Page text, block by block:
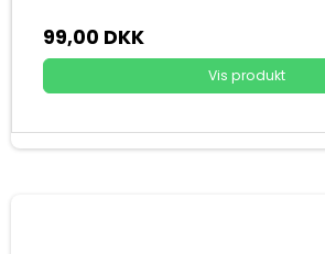
99,00 DKK
Vis produkt